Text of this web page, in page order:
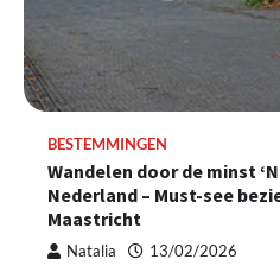
BESTEMMINGEN
Wandelen door de minst
Nederland – Must-see
Maastricht
Natalia 13/02/2026